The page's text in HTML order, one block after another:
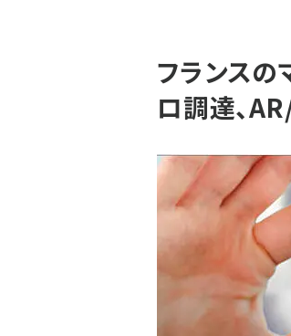
フランス
ロ調達、